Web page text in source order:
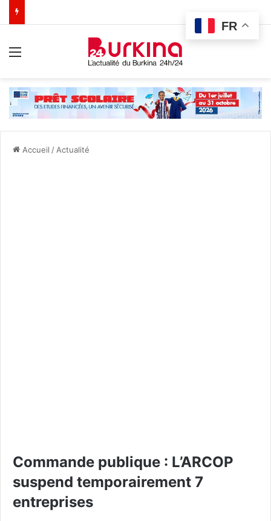
Accueil / Actualité
Commande publique : L’ARCOP
suspend temporairement 7
entreprises
FR